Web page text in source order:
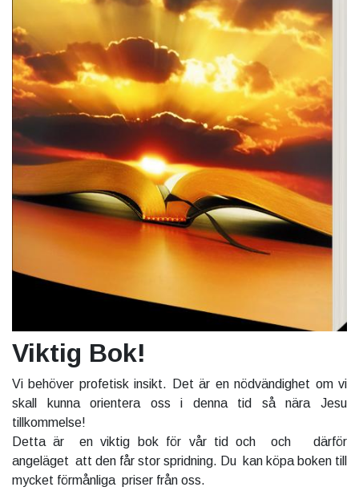
Viktig Bok!
Vi behöver profetisk insikt. Det är en nödvändighet om vi
skall kunna orientera oss i denna tid så nära Jesu
tillkommelse!
Detta är en viktig bok för vår tid och och därför
angeläget att den får stor spridning. Du kan köpa boken till
mycket förmånliga priser från oss.